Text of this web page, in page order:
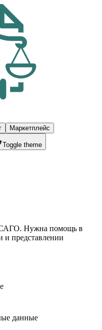
Маркетплейс
Toggle theme
Нужна помощь в
и представлении
данные